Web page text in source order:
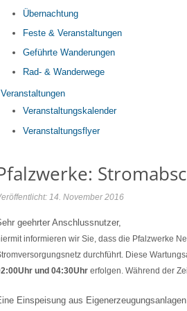
Übernachtung
Feste & Veranstaltungen
Geführte Wanderungen
Rad- & Wanderwege
Veranstaltungen
Veranstaltungskalender
Veranstaltungsflyer
14. November 2016
geehrter Anschlussnutzer,
informieren wir Sie, dass die Pfalzwerke
durchführt. Diese
und 04:30Uhr erfolgen. Während der
Einspeisung aus